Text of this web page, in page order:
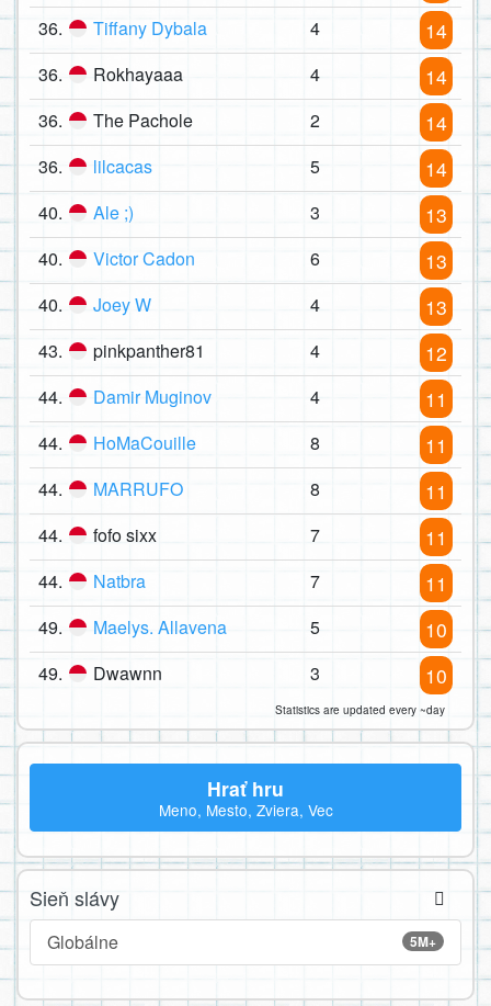
36. Tiffany Dybala 4 14
36. Rokhayaaa 4 14
36. The Pachole 2 14
36. lilcacas 5 14
40. Ale ;) 3 13
40. Victor Cadon 6 13
40. Joey W 4 13
43. pinkpanther81 4 12
44. Damir Muginov 4 11
44. HoMaCouille 8 11
44. MARRUFO 8 11
44. fofo sixx 7 11
44. Natbra 7 11
49. Maelys. Allavena 5 10
49. Dwawnn 3 10
Statistics are updated every ~day
Hrať hru
Meno, Mesto, Zviera, Vec
Sieň slávy
5M+
Globálne